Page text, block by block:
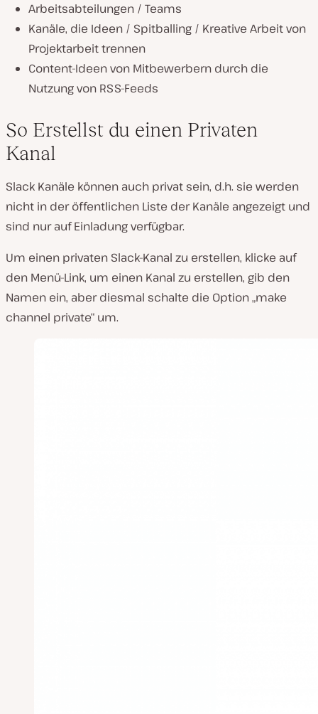
Arbeitsabteilungen / Teams
Kanäle, die Ideen / Spitballing / Kreative Arbeit von
Projektarbeit trennen
Content-Ideen von Mitbewerbern durch die
Nutzung von RSS-Feeds
So Erstellst du einen Privaten
Kanal
Slack Kanäle können auch privat sein, d.h. sie werden
nicht in der öffentlichen Liste der Kanäle angezeigt und
sind nur auf Einladung verfügbar.
Um einen privaten Slack-Kanal zu erstellen, klicke auf
den Menü-Link, um einen Kanal zu erstellen, gib den
Namen ein, aber diesmal schalte die Option „make
channel private“ um.